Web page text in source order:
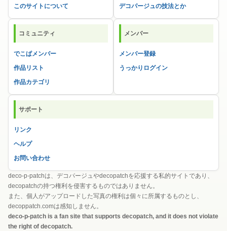
このサイトについて
デコパージュの技法とか
コミュニティ
でこぱメンバー
作品リスト
作品カテゴリ
メンバー
メンバー登録
うっかりログイン
サポート
リンク
ヘルプ
お問い合わせ
deco-p-patchは、デコパージュやdecopatchを応援する私的サイトであり、
decopatchの持つ権利を侵害するものではありません。
また、個人がアップロードした写真の権利は個々に所属するものとし、
decoppatch.comは感知しません。
deco-p-patch is a fan site that supports decopatch, and it does not violate
the right of decopatch.